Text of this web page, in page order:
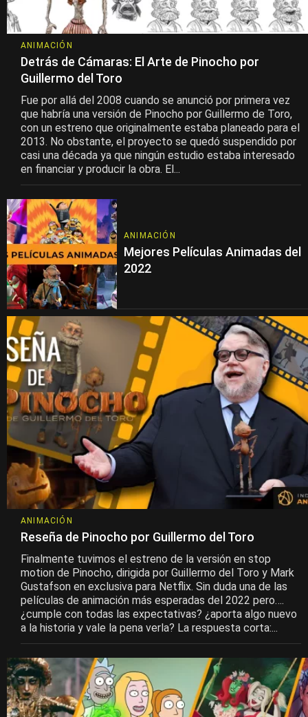
ANIMACIÓN
Detrás de Cámaras: El Arte de Pinocho por
Guillermo del Toro
Fue por allá del 2008 cuando se anunció por primera vez
que habría una versión de Pinocho por Guillermo de Toro,
con un estreno que originalmente estaba planeado para el
2013. No obstante, el proyecto se quedó suspendido por
casi una década ya que ningún estudio estaba interesado
en financiar y producir la obra. El...
ANIMACIÓN
Mejores Películas Animadas del
2022
ANIMACIÓN
Reseña de Pinocho por Guillermo del Toro
Finalmente tuvimos el estreno de la versión en stop
motion de Pinocho, dirigida por Guillermo del Toro y Mark
Gustafson en exclusiva para Netflix. Sin duda una de las
películas de animación más esperadas del 2022 pero….
¿cumple con todas las expectativas? ¿aporta algo nuevo
a la historia y vale la pena verla? La respuesta corta:...